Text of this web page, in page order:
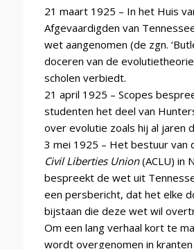
21 maart 1925 – In het Huis
Afgevaardigden van
wet aangenomen (de zgn.
doceren van de
scholen verbiedt.
21 april 1925 – Scopes
studenten het deel van
over evolutie zoals hij al jaren
3 mei 1925 – Het bestuur van
Civil Liberties Union(ACLU) in
bespreekt de wet uit
een persbericht, dat het elke
bijstaan die deze wet wil
Om een lang verhaal kort te
wordt overgenomen in